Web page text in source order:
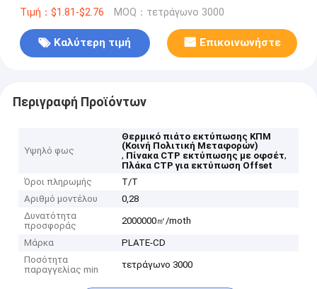
πλάκα όφσετ εκτύπωσης
Τιμή：$1.81-$2.76 MOQ：τετράγωνο 3000
Καλύτερη τιμή Επικοινωνήστε
Περιγραφή Προϊόντων
Υψηλό φως
Θερμικό πιάτο εκτύπωσης ΚΠΜ
(Κοινή Πολιτική Μεταφορών)
, Πίνακα CTP εκτύπωσης με οφσέτ,
Πλάκα CTP για εκτύπωση Offset
Όροι πληρωμής
T/T
Αριθμό μοντέλου
0,28
Δυνατότητα
προσφοράς
2000000㎡/moth
Μάρκα
PLATE-CD
Ποσότητα
παραγγελίας min
τετράγωνο 3000